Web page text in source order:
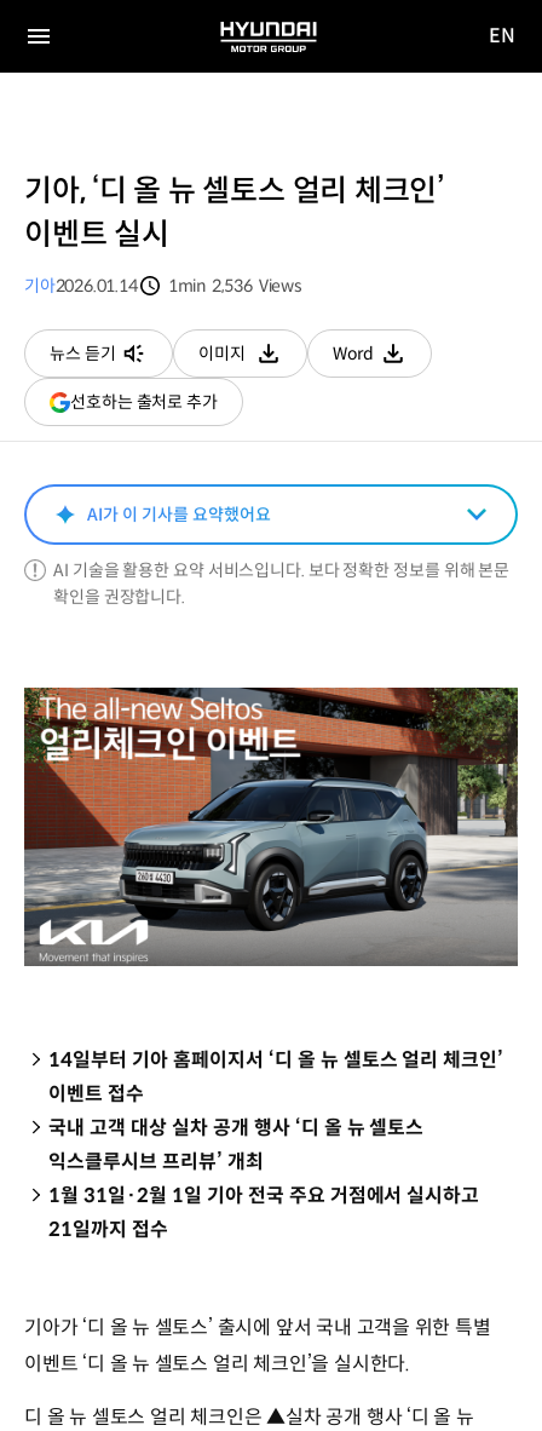
전체
HYUNDAI
MOTOR
EN
기아, ‘디 올 뉴 셀토스 얼리 체크인’
이벤트 실시
기아2026.01.14
1min 2,536 Views
뉴스 듣기
이미지
다운로드
Word
다운로드
선호하는 출처로 추가(새
창
AI가 이 기사를 요약했어요
AI 기술을 활용한 요약 서비스입니다. 보다 정확한 정보를 위해 본문
확인을 권장합니다.
14일부터 기아 홈페이지서 ‘디 올 뉴 셀토스 얼리 체크인’
이벤트 접수
국내 고객 대상 실차 공개 행사 ‘디 올 뉴 셀토스
익스클루시브 프리뷰’ 개최
1월 31일·2월 1일 기아 전국 주요 거점에서 실시하고
21일까지 접수
기아가 ‘디 올 뉴 셀토스’ 출시에 앞서 국내 고객을 위한 특별
이벤트 ‘디 올 뉴 셀토스 얼리 체크인’을 실시한다.
디 올 뉴 셀토스 얼리 체크인은 ▲실차 공개 행사 ‘디 올 뉴